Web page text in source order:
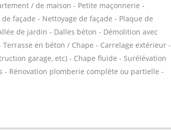
/ de maison - Petite maçonnerie -
façade - Nettoyage de façade - Plaque de
de jardin - Dalles béton - Démolition avec
en béton / Chape - Carrelage extérieur -
garage, etc) - Chape fluide - Surélévation
- Rénovation plomberie complète ou partielle -